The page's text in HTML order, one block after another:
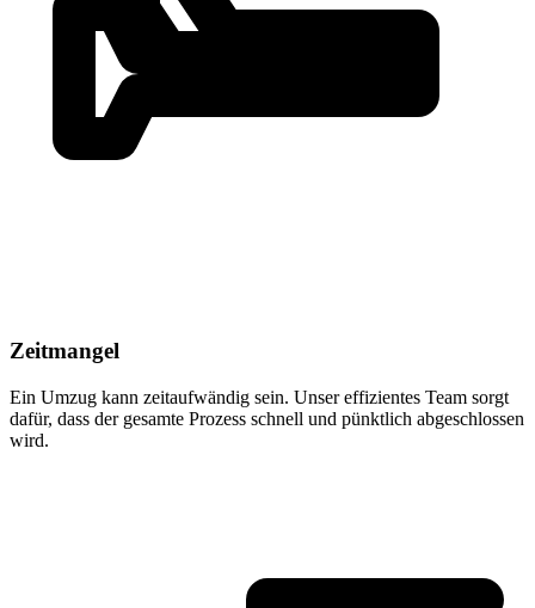
Zeitmangel
Ein Umzug kann zeitaufwändig sein. Unser effizientes Team sorgt
dafür, dass der gesamte Prozess schnell und pünktlich abgeschlossen
wird.